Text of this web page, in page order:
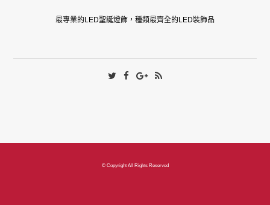
最專業的LED聖誕燈飾，種類最齊全的LED裝飾品
© Copyright All Rights Reserved